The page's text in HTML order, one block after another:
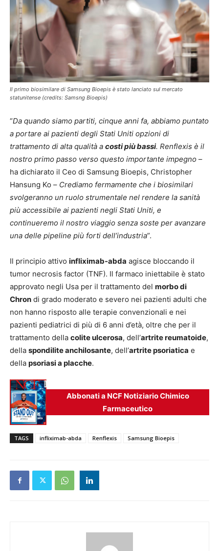
Il primo biosimilare di Samsung Bioepis è stato lanciato sul mercato
statunitense (credits: Samsng Bioepis)
“Da quando siamo partiti, cinque anni fa, abbiamo puntato
a portare ai pazienti degli Stati Uniti opzioni di
trattamento di alta qualità a costi più bassi. Renflexis è il
nostro primo passo verso questo importante impegno –
ha dichiarato il Ceo di Samsung Bioepis, Christopher
Hansung Ko – Crediamo fermamente che i biosimilari
svolgeranno un ruolo strumentale nel rendere la sanità
più accessibile ai pazienti negli Stati Uniti, e
continueremo il nostro viaggio senza soste per avanzare
una delle pipeline più forti dell’industria”.
Il principio attivo infliximab-abda agisce bloccando il
tumor necrosis factor (TNF). Il farmaco iniettabile è stato
approvato negli Usa per il trattamento del morbo di
Chron di grado moderato e severo nei pazienti adulti che
non hanno risposto alle terapie convenzionali e nei
pazienti pediatrici di più di 6 anni d’età, oltre che per il
trattamento della colite ulcerosa, dell’artrite reumatoide,
della spondilite anchilosante, dell’artrite psoriatica e
della psoriasi a placche.
Abbonati a NCF Notiziario Chimico
Farmaceutico
TAGS infliximab-abda Renflexis Samsung Bioepis